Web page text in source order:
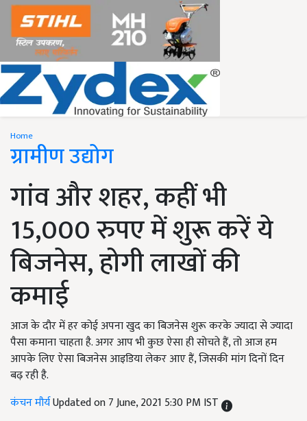
Home
ग्रामीण उद्योग
गांव और शहर, कहीं भी
15,000 रुपए में शुरू करें ये
बिजनेस, होगी लाखों की
कमाई
आज के दौर में हर कोई अपना खुद का बिजनेस शुरू करके ज्यादा से ज्यादा
पैसा कमाना चाहता है. अगर आप भी कुछ ऐसा ही सोचते हैं, तो आज हम
आपके लिए ऐसा बिजनेस आइडिया लेकर आए हैं, जिसकी मांग दिनों दिन
बढ़ रही है.
कंचन मौर्यUpdated on 7 June, 2021 5:30 PM IST